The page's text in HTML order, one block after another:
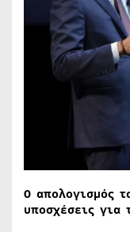
Ο απολογισμός
υποσχέσεις για